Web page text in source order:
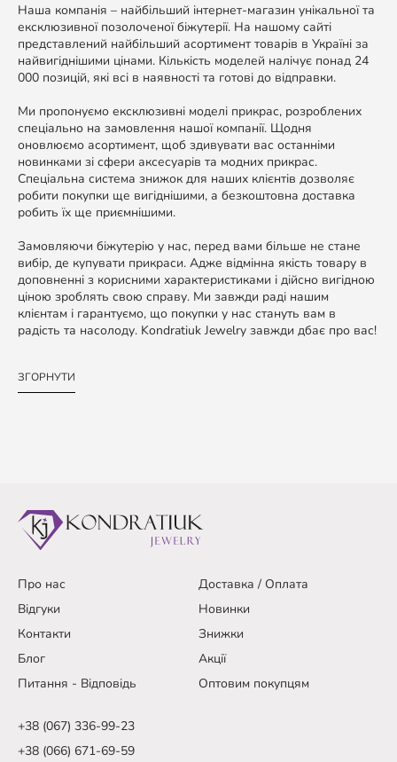
Наша компанія – найбільший інтернет-магазин унікальної та
ексклюзивної позолоченої біжутерії. На нашому сайті
представлений найбільший асортимент товарів в Україні за
найвигіднішими цінами. Кількість моделей налічує понад 24
000 позицій, які всі в наявності та готові до відправки.
Ми пропонуємо ексклюзивні моделі прикрас, розроблених
спеціально на замовлення нашої компанії. Щодня
оновлюємо асортимент, щоб здивувати вас останніми
новинками зі сфери аксесуарів та модних прикрас.
Спеціальна система знижок для наших клієнтів дозволяє
робити покупки ще вигіднішими, а безкоштовна доставка
робить їх ще приємнішими.
Замовляючи біжутерію у нас, перед вами більше не стане
вибір, де купувати прикраси. Адже відмінна якість товару в
доповненні з корисними характеристиками і дійсно вигідною
ціною зроблять свою справу. Ми завжди раді нашим
клієнтам і гарантуємо, що покупки у нас стануть вам в
радість та насолоду. Kondratiuk Jewelry завжди дбає про вас!
ЗГОРНУТИ
Про нас
Доставка / Оплата
Відгуки
Новинки
Контакти
Знижки
Блог
Акції
Питання - Відповідь
Оптовим покупцям
+38 (067) 336-99-23
+38 (066) 671-69-59